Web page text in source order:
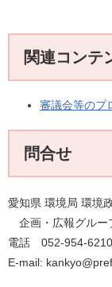
関連コンテ
審議会等のプ
問合せ
愛知県 環境局 環境
企画・広報グルー
電話 052-954-6210
E-mail: